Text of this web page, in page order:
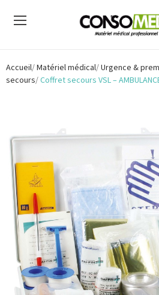
Accueil Matériel médical Urgence &
secours Coffret secours VSL –